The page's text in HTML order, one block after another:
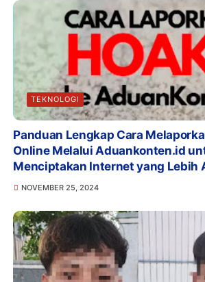
TEKNOLOGI
Panduan Lengkap Cara
Online Melalui Aduankonten.id
Menciptakan Internet yang Lebih
NOVEMBER 25, 2024